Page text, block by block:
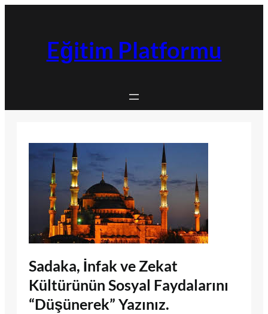
Eğitim Platformu
Sadaka, İnfak ve Zekat
Kültürünün Sosyal Faydalarını
“Düşünerek” Yazınız.